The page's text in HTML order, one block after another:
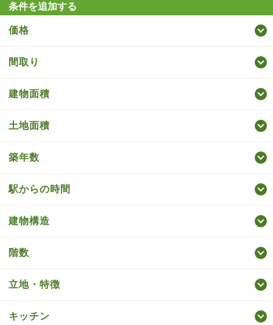
条件を追加する
価格
間取り
建物面積
土地面積
築年数
駅からの時間
建物構造
階数
立地・特徴
キッチン